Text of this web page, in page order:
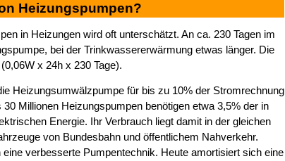
Heizungspumpen?
in Heizungen wird oft unterschätzt. An ca. 230 Tagen im
bei der Trinkwassererwärmung etwas länger. Die
(0,06W x 24h x 230 Tage).
Heizungsumwälzpumpe für bis zu 10% der Stromrechnung
Millionen Heizungspumpen benötigen etwa 3,5% der in
Energie. Ihr Verbrauch liegt damit in der gleichen
von Bundesbahn und öffentlichem Nahverkehr.
verbesserte Pumpentechnik. Heute amortisiert sich eine